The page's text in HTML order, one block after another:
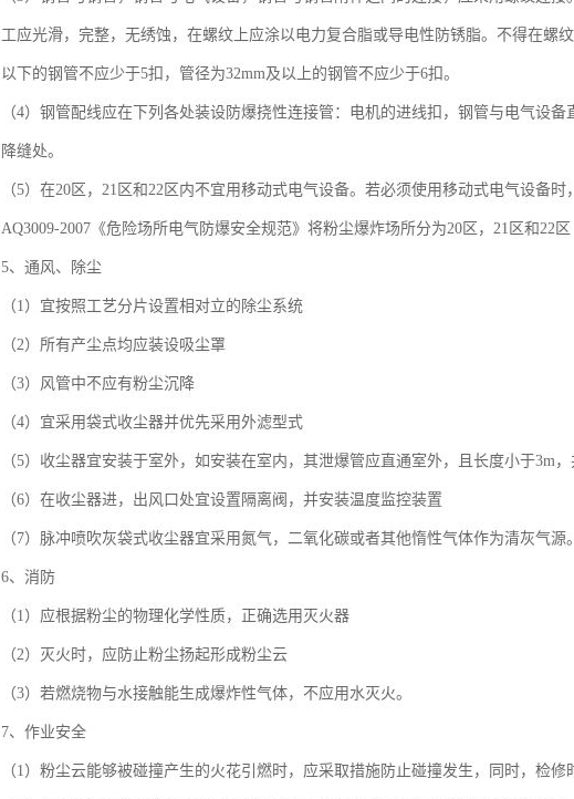
工应光滑，完整，无绣蚀，在螺纹上应涂以电力复合脂或导电性防锈脂。不得在螺
以下的钢管不应少于5扣，管径为32mm及以上的钢管不应少于6扣。
（4）钢管配线应在下列各处装设防爆挠性连接管：电机的进线扣，钢管与电气设
降缝处。
（5）在20区，21区和22区内不宜用移动式电气设备。若必须使用移动式电气设备时
AQ3009-2007《危险场所电气防爆安全规范》将粉尘爆炸场所分为20区，21区和22区
5、通风、除尘
（1）宜按照工艺分片设置相对立的除尘系统
（2）所有产尘点均应装设吸尘罩
（3）风管中不应有粉尘沉降
（4）宜采用袋式收尘器并优先采用外滤型式
（5）收尘器宜安装于室外，如安装在室内，其泄爆管应直通室外，且长度小于3m
（6）在收尘器进，出风口处宜设置隔离阀，并安装温度监控装置
（7）脉冲喷吹灰袋式收尘器宜采用氮气，二氧化碳或者其他惰性气体作为清灰气源。
6、消防
（1）应根据粉尘的物理化学性质，正确选用灭火器
（2）灭火时，应防止粉尘扬起形成粉尘云
（3）若燃烧物与水接触能生成爆炸性气体，不应用水灭火。
7、作业安全
（1）粉尘云能够被碰撞产生的火花引燃时，应采取措施防止碰撞发生，同时，检修